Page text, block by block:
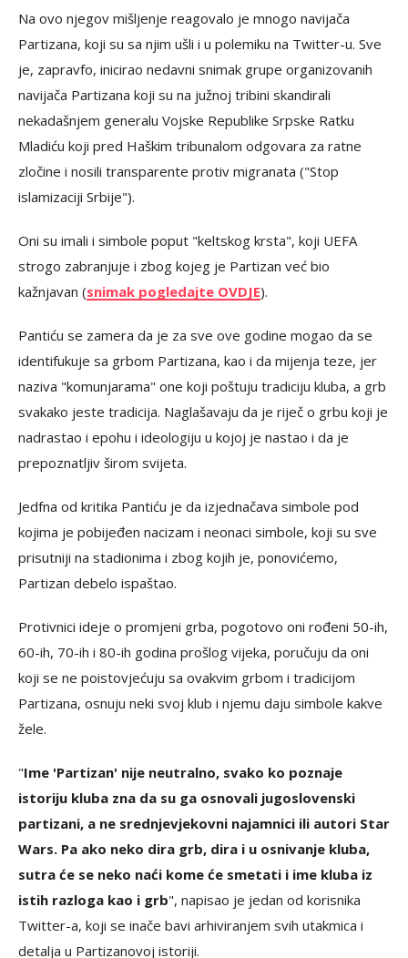
Na ovo njegov mišljenje reagovalo je mnogo navijača
Partizana, koji su sa njim ušli i u polemiku na Twitter-u. Sve
je, zapravfo, inicirao nedavni snimak grupe organizovanih
navijača Partizana koji su na južnoj tribini skandirali
nekadašnjem generalu Vojske Republike Srpske Ratku
Mladiću koji pred Haškim tribunalom odgovara za ratne
zločine i nosili transparente protiv migranata ("Stop
islamizaciji Srbije").
Oni su imali i simbole poput "keltskog krsta", koji UEFA
strogo zabranjuje i zbog kojeg je Partizan već bio
kažnjavan (snimak pogledajte OVDJE).
Pantiću se zamera da je za sve ove godine mogao da se
identifukuje sa grbom Partizana, kao i da mijenja teze, jer
naziva "komunjarama" one koji poštuju tradiciju kluba, a grb
svakako jeste tradicija. Naglašavaju da je riječ o grbu koji je
nadrastao i epohu i ideologiju u kojoj je nastao i da je
prepoznatljiv širom svijeta.
Jedfna od kritika Pantiću je da izjednačava simbole pod
kojima je pobijeđen nacizam i neonaci simbole, koji su sve
prisutniji na stadionima i zbog kojih je, ponovićemo,
Partizan debelo ispaštao.
Protivnici ideje o promjeni grba, pogotovo oni rođeni 50-ih,
60-ih, 70-ih i 80-ih godina prošlog vijeka, poručuju da oni
koji se ne poistovjećuju sa ovakvim grbom i tradicijom
Partizana, osnuju neki svoj klub i njemu daju simbole kakve
žele.
"Ime 'Partizan' nije neutralno, svako ko poznaje
istoriju kluba zna da su ga osnovali jugoslovenski
partizani, a ne srednjevjekovni najamnici ili autori Star
Wars. Pa ako neko dira grb, dira i u osnivanje kluba,
sutra će se neko naći kome će smetati i ime kluba iz
istih razloga kao i grb", napisao je jedan od korisnika
Twitter-a, koji se inače bavi arhiviranjem svih utakmica i
detalja u Partizanovoj istoriji.